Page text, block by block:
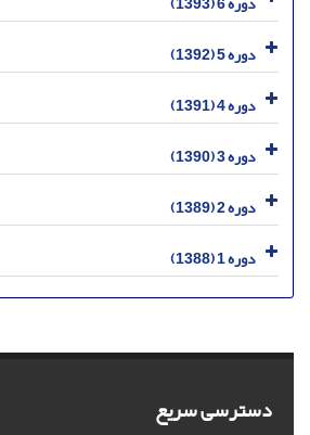
دوره 5 (1392)
دوره 4 (1391)
دوره 3 (1390)
دوره 2 (1389)
دوره 1 (1388)
دسترسی سریع